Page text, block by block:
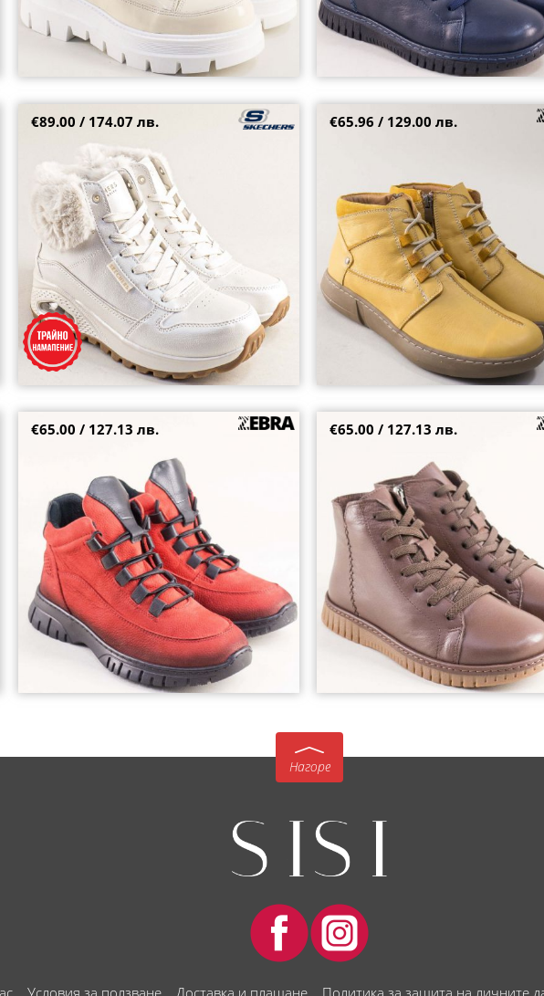
Атрактивни дамски боти в бяло с перлен
блясък и ефектен пух 167821pb
38 38.5
€89.00 / 174.07 лв.
Равни кожени дамски кларкове на
€65.96 / 129.00 лв.
Спортни дамски боти от естествен набук в
37 38
€65.00 / 127.13 лв.
Спортни дамски боти на каучуково
37 38 39 41
+2
€65.00 / 127.13 лв.
Нагоре
Условия за ползване Доставка и плащане Политика за защита на личните